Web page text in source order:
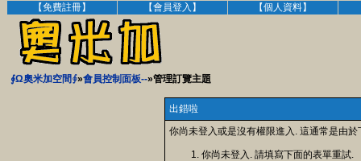
【免費註冊】 【會員登入】 【個人資料】
∮Ω奧米加空間∮»會員控制面板--»管理訂覽主題
出錯啦
你尚未登入或是沒有權限進入. 這通常是由於
你尚未登入. 請填寫下面的表單重試.